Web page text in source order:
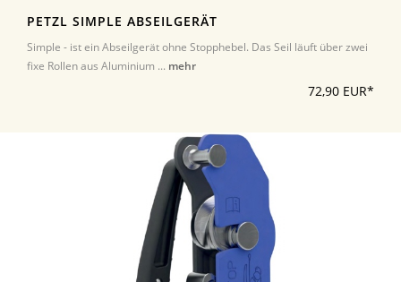
PETZL SIMPLE ABSEILGERÄT
Simple - ist ein Abseilgerät ohne Stopphebel. Das Seil läuft über zwei
fixe Rollen aus Aluminium ... mehr
72,90 EUR*